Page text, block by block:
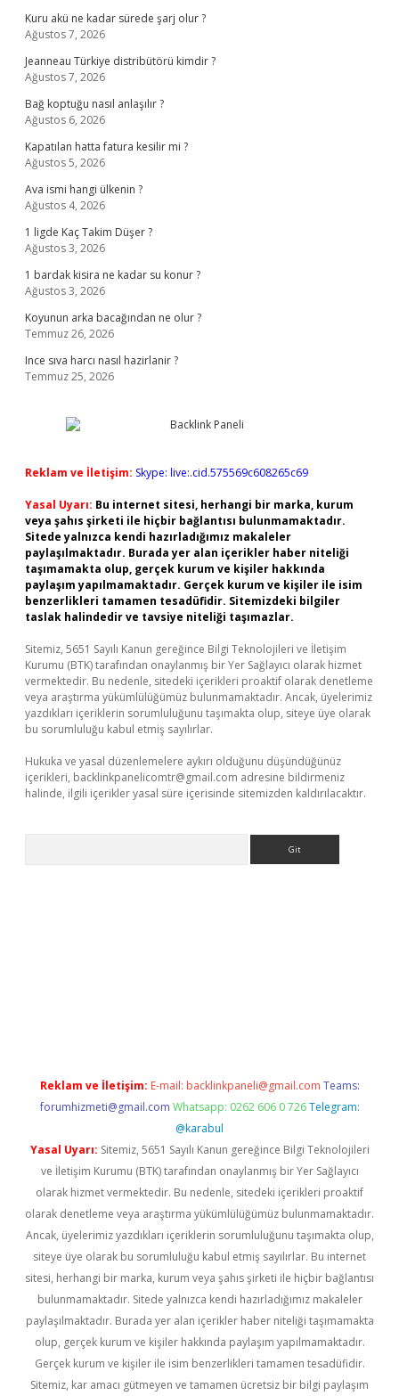
Kuru akü ne kadar sürede şarj olur ?
Ağustos 7, 2026
Jeanneau Türkiye distribütörü kimdir ?
Ağustos 7, 2026
Bağ koptuğu nasıl anlaşılır ?
Ağustos 6, 2026
Kapatılan hatta fatura kesilir mi ?
Ağustos 5, 2026
Ava ismi hangi ülkenin ?
Ağustos 4, 2026
1 ligde Kaç Takim Düşer ?
Ağustos 3, 2026
1 bardak kisira ne kadar su konur ?
Ağustos 3, 2026
Koyunun arka bacağından ne olur ?
Temmuz 26, 2026
Ince sıva harcı nasıl hazirlanir ?
Temmuz 25, 2026
Reklam ve İletişim: Skype: live:.cid.575569c608265c69
Yasal Uyarı: Bu internet sitesi, herhangi bir marka, kurum
veya şahıs şirketi ile hiçbir bağlantısı bulunmamaktadır.
Sitede yalnızca kendi hazırladığımız makaleler
paylaşılmaktadır. Burada yer alan içerikler haber niteliği
taşımamakta olup, gerçek kurum ve kişiler hakkında
paylaşım yapılmamaktadır. Gerçek kurum ve kişiler ile isim
benzerlikleri tamamen tesadüfidir. Sitemizdeki bilgiler
taslak halindedir ve tavsiye niteliği taşımazlar.
Sitemiz, 5651 Sayılı Kanun gereğince Bilgi Teknolojileri ve İletişim
Kurumu (BTK) tarafından onaylanmış bir Yer Sağlayıcı olarak hizmet
vermektedir. Bu nedenle, sitedeki içerikleri proaktif olarak denetleme
veya araştırma yükümlülüğümüz bulunmamaktadır. Ancak, üyelerimiz
yazdıkları içeriklerin sorumluluğunu taşımakta olup, siteye üye olarak
bu sorumluluğu kabul etmiş sayılırlar.
Hukuka ve yasal düzenlemelere aykırı olduğunu düşündüğünüz
içerikleri, backlinkpanelicomtr@gmail.com adresine bildirmeniz
halinde, ilgili içerikler yasal süre içerisinde sitemizden kaldırılacaktır.
Reklam ve İletişim: E-mail: backlinkpaneli@gmail.com Teams:
forumhizmeti@gmail.com Whatsapp: 0262 606 0 726 Telegram:
@karabul
Yasal Uyarı: Sitemiz, 5651 Sayılı Kanun gereğince Bilgi Teknolojileri
ve İletişim Kurumu (BTK) tarafından onaylanmış bir Yer Sağlayıcı
olarak hizmet vermektedir. Bu nedenle, sitedeki içerikleri proaktif
olarak denetleme veya araştırma yükümlülüğümüz bulunmamaktadır.
Ancak, üyelerimiz yazdıkları içeriklerin sorumluluğunu taşımakta olup,
siteye üye olarak bu sorumluluğu kabul etmiş sayılırlar. Bu internet
sitesi, herhangi bir marka, kurum veya şahıs şirketi ile hiçbir bağlantısı
bulunmamaktadır. Sitede yalnızca kendi hazırladığımız makaleler
paylaşılmaktadır. Burada yer alan içerikler haber niteliği taşımamakta
olup, gerçek kurum ve kişiler hakkında paylaşım yapılmamaktadır.
Gerçek kurum ve kişiler ile isim benzerlikleri tamamen tesadüfidir.
Sitemiz, kar amacı gütmeyen ve tamamen ücretsiz bir bilgi paylaşım